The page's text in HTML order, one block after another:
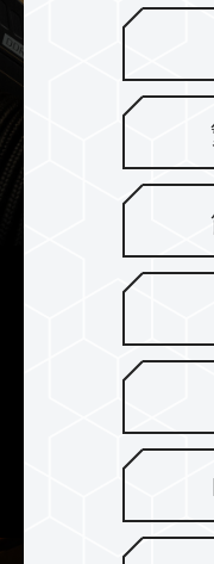
Der DELTA TUF
professionellem
einem
einen
ausgestattet.